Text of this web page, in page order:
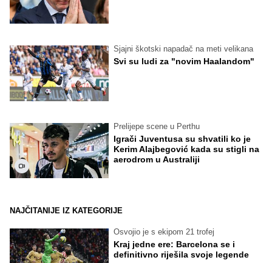
Sjajni škotski napadač na meti velikana
Svi su ludi za "novim Haalandom"
Prelijepe scene u Perthu
Igrači Juventusa su shvatili ko je
Kerim Alajbegović kada su stigli na
aerodrom u Australiji
NAJČITANIJE IZ KATEGORIJE
Osvojio je s ekipom 21 trofej
Kraj jedne ere: Barcelona se i
definitivno riješila svoje legende